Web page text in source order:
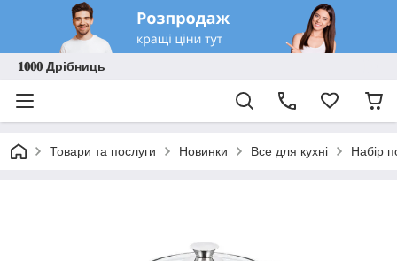
𝟏𝟎𝟎𝟎 Дрібниць
Товари та послуги Новинки Все для кухні Набір